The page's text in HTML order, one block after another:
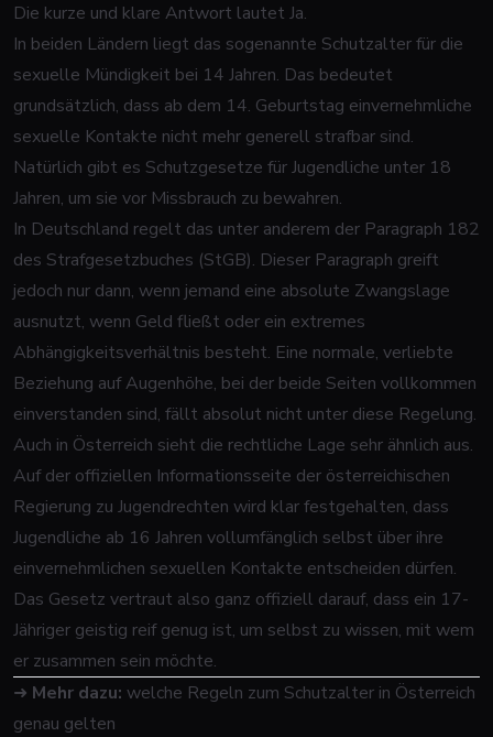
Die kurze und klare Antwort lautet Ja.
In beiden Ländern liegt das sogenannte Schutzalter für die
sexuelle Mündigkeit bei 14 Jahren. Das bedeutet
grundsätzlich, dass ab dem 14. Geburtstag einvernehmliche
sexuelle Kontakte nicht mehr generell strafbar sind.
Natürlich gibt es Schutzgesetze für Jugendliche unter 18
Jahren, um sie vor Missbrauch zu bewahren.
In Deutschland regelt das unter anderem der Paragraph 182
des Strafgesetzbuches (StGB). Dieser Paragraph greift
jedoch nur dann, wenn jemand eine absolute Zwangslage
ausnutzt, wenn Geld fließt oder ein extremes
Abhängigkeitsverhältnis besteht. Eine normale, verliebte
Beziehung auf Augenhöhe, bei der beide Seiten vollkommen
einverstanden sind, fällt absolut nicht unter diese Regelung.
Auch in Österreich sieht die rechtliche Lage sehr ähnlich aus.
Auf der offiziellen Informationsseite der österreichischen
Regierung zu Jugendrechten wird klar festgehalten, dass
Jugendliche ab 16 Jahren vollumfänglich selbst über ihre
einvernehmlichen sexuellen Kontakte entscheiden dürfen.
Das Gesetz vertraut also ganz offiziell darauf, dass ein 17-
Jähriger geistig reif genug ist, um selbst zu wissen, mit wem
er zusammen sein möchte.
➜ Mehr dazu: welche Regeln zum Schutzalter in Österreich
genau gelten